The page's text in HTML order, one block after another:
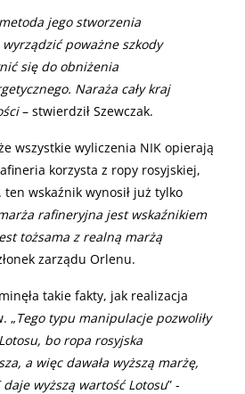
jego stworzenia
poważne szkody
się do obniżenia
Naraża cały kraj
– stwierdził Szewczak.
wszystkie wyliczenia NIK opierają
korzysta z ropy rosyjskiej,
wskaźnik wynosił już tylko
rafineryjna jest wskaźnikiem
tożsama z realną marżą
zarządu Orlenu.
takie fakty, jak realizacja
„Tego typu manipulacje pozwoliły
bo ropa rosyjska
a więc dawała wyższą marżę,
wyższą wartość Lotosu” -